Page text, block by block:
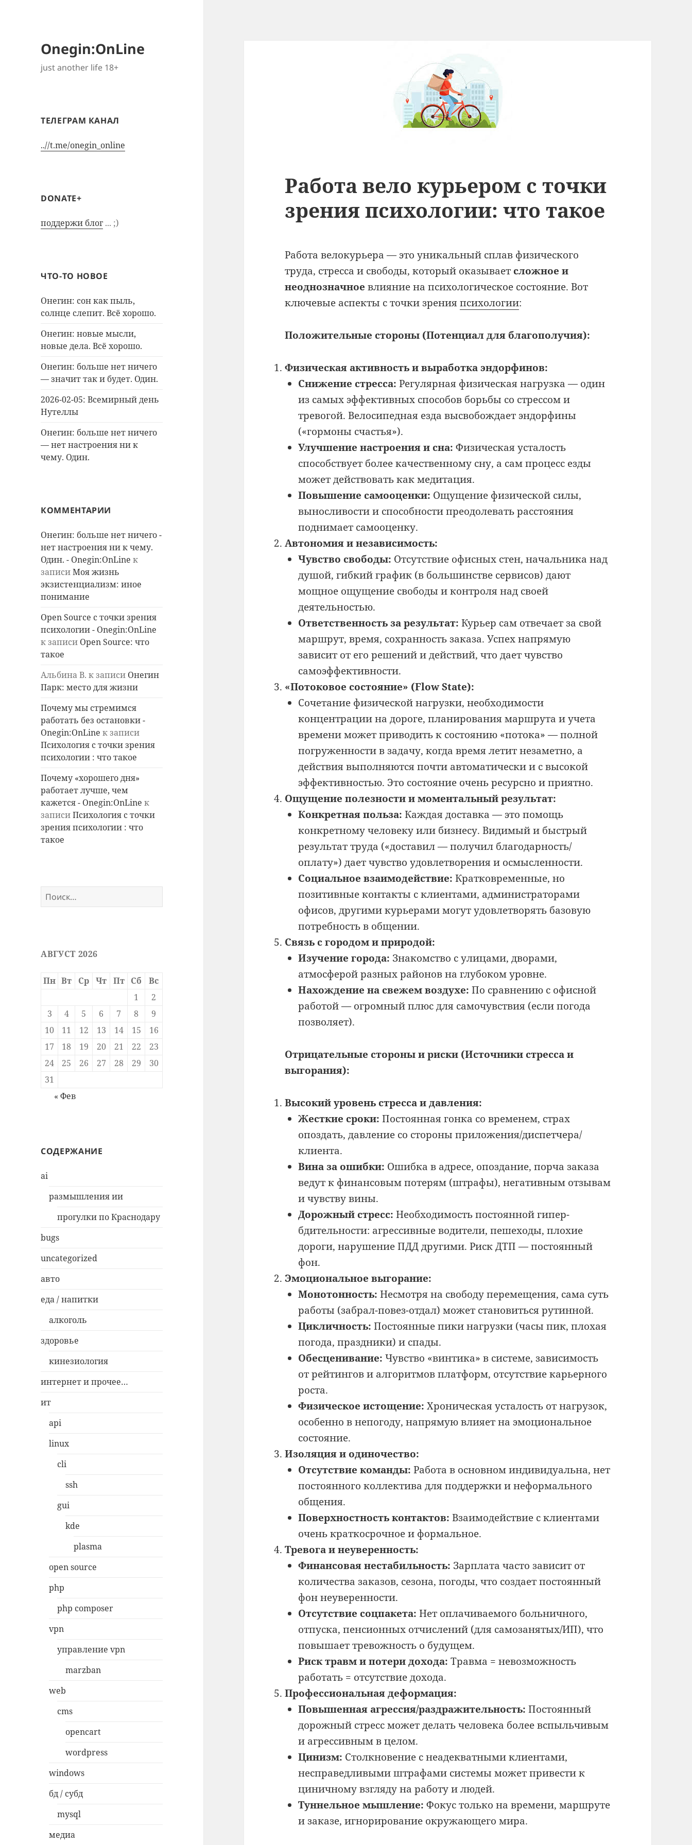
Onegin:OnLine
just another life 18+
ТЕЛЕГРАМ КАНАЛ
..//t.me/onegin_online
DONATE+
поддержи блог ... ;)
ЧТО-ТО НОВОЕ
Онегин: сон как пыль,
солнце слепит. Всё хорошо.
Онегин: новые мысли,
новые дела. Всё хорошо.
Онегин: больше нет ничего
— значит так и будет. Один.
2026-02-05: Всемирный день
Нутеллы
Онегин: больше нет ничего
— нет настроения ни к
чему. Один.
КОММЕНТАРИИ
Онегин: больше нет ничего -
нет настроения ни к чему.
Один. - Onegin:OnLine к
записиМоя жизнь
экзистенциализм: иное
понимание
Open Source с точки зрения
психологии - Onegin:OnLine
к записи Open Source: что
такое
Альбина В. к записи Онегин
Парк: место для жизни
Почему мы стремимся
работать без остановки -
Onegin:OnLine к записи
Психология с точки зрения
психологии : что такое
Почему «хорошего дня»
работает лучше, чем
кажется - Onegin:OnLine к
записиПсихология с точки
зрения психологии : что
такое
Найти:
АВГУСТ 2026
Пн Вт Ср Чт Пт Сб
Вс
1
2
3
4 5 6 7 8
9
10
11 12 13 14 15
16
17
18 19 20 21 22
23
24
25 26 27 28 29
30
31
« Фев
СОДЕРЖАНИЕ
ai
размышления ии
прогулки по Краснодару
bugs
uncategorized
авто
еда / напитки
алкоголь
здоровье
кинезиология
интернет и прочее…
ит
api
linux
cli
ssh
gui
kde
plasma
open source
php
php composer
vpn
управление vpn
marzban
web
cms
opencart
wordpress
windows
бд / субд
mysql
медиа
Работа вело курьером с точки
зрения психологии: что такое
Работа велокурьера — это уникальный сплав физического
труда, стресса и свободы, который оказывает сложное и
неоднозначное влияние на психологическое состояние. Вот
ключевые аспекты с точки зренияпсихологии:
Положительные стороны (Потенциал для благополучия):
Физическая активность и выработка эндорфинов:
Снижение стресса: Регулярная физическая нагрузка — один
из самых эффективных способов борьбы со стрессом и
тревогой. Велосипедная езда высвобождает эндорфины
(«гормоны счастья»).
Улучшение настроения и сна: Физическая усталость
способствует более качественному сну, а сам процесс езды
может действовать как медитация.
Повышение самооценки: Ощущение физической силы,
выносливости и способности преодолевать расстояния
поднимает самооценку.
Автономия и независимость:
Чувство свободы: Отсутствие офисных стен, начальника над
душой, гибкий график (в большинстве сервисов) дают
мощное ощущение свободы и контроля над своей
деятельностью.
Ответственность за результат: Курьер сам отвечает за свой
маршрут, время, сохранность заказа. Успех напрямую
зависит от его решений и действий, что дает чувство
самоэффективности.
«Потоковое состояние» (Flow State):
Сочетание физической нагрузки, необходимости
концентрации на дороге, планирования маршрута и учета
времени может приводить к состоянию «потока» — полной
погруженности в задачу, когда время летит незаметно, а
действия выполняются почти автоматически и с высокой
эффективностью. Это состояние очень ресурсно и приятно.
Ощущение полезности и моментальный результат:
Конкретная польза: Каждая доставка — это помощь
конкретному человеку или бизнесу. Видимый и быстрый
результат труда («доставил — получил благодарность/
оплату») дает чувство удовлетворения и осмысленности.
Социальное взаимодействие: Кратковременные, но
позитивные контакты с клиентами, администраторами
офисов, другими курьерами могут удовлетворять базовую
потребность в общении.
Связь с городом и природой:
Изучение города: Знакомство с улицами, дворами,
атмосферой разных районов на глубоком уровне.
Нахождение на свежем воздухе: По сравнению с офисной
работой — огромный плюс для самочувствия (если погода
позволяет).
Отрицательные стороны и риски (Источники стресса и
выгорания):
Высокий уровень стресса и давления:
Жесткие сроки: Постоянная гонка со временем, страх
опоздать, давление со стороны приложения/диспетчера/
клиента.
Вина за ошибки: Ошибка в адресе, опоздание, порча заказа
ведут к финансовым потерям (штрафы), негативным отзывам
и чувству вины.
Дорожный стресс: Необходимость постоянной гипер-
бдительности: агрессивные водители, пешеходы, плохие
дороги, нарушение ПДД другими. Риск ДТП — постоянный
фон.
Эмоциональное выгорание:
Монотонность: Несмотря на свободу перемещения, сама суть
работы (забрал-повез-отдал) может становиться рутинной.
Цикличность: Постоянные пики нагрузки (часы пик, плохая
погода, праздники) и спады.
Обесценивание: Чувство «винтика» в системе, зависимость
от рейтингов и алгоритмов платформ, отсутствие карьерного
роста.
Физическое истощение: Хроническая усталость от нагрузок,
особенно в непогоду, напрямую влияет на эмоциональное
состояние.
Изоляция и одиночество:
Отсутствие команды: Работа в основном индивидуальна, нет
постоянного коллектива для поддержки и неформального
общения.
Поверхностность контактов: Взаимодействие с клиентами
очень краткосрочное и формальное.
Тревога и неуверенность:
Финансовая нестабильность: Зарплата часто зависит от
количества заказов, сезона, погоды, что создает постоянный
фон неуверенности.
Отсутствие соцпакета: Нет оплачиваемого больничного,
отпуска, пенсионных отчислений (для самозанятых/ИП), что
повышает тревожность о будущем.
Риск травм и потери дохода: Травма = невозможность
работать = отсутствие дохода.
Профессиональная деформация:
Повышенная агрессия/раздражительность: Постоянный
дорожный стресс может делать человека более вспыльчивым
и агрессивным в целом.
Цинизм: Столкновение с неадекватными клиентами,
несправедливыми штрафами системы может привести к
циничному взгляду на работу и людей.
Туннельное мышление: Фокус только на времени, маршруте
и заказе, игнорирование окружающего мира.